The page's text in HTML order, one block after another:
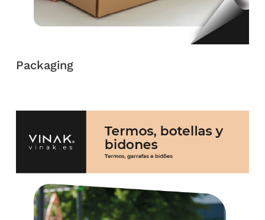
Packaging